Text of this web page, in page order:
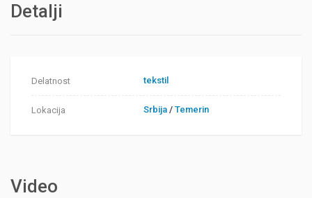
Detalji
Delatnost tekstil
Lokacija Srbija /Temerin
Video